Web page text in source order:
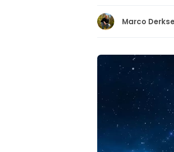
Marco